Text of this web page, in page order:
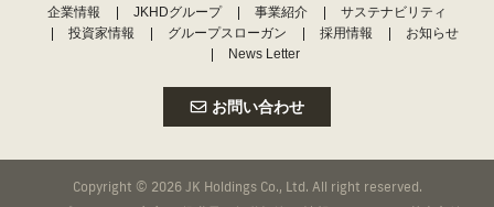
企業情報 JKHDグループ 事業紹介
サステナビリティ
投資家情報
グループスローガン 採用情報
お知らせ
News Letter
お問い合わせ
Copyright © 2026 JK Holdings Co., Ltd. All right reserved.